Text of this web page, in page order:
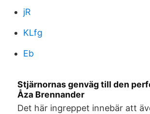
jR
KLfg
Eb
Stjärnornas genväg till den
Åza Brennander
Det här ingreppet innebär att